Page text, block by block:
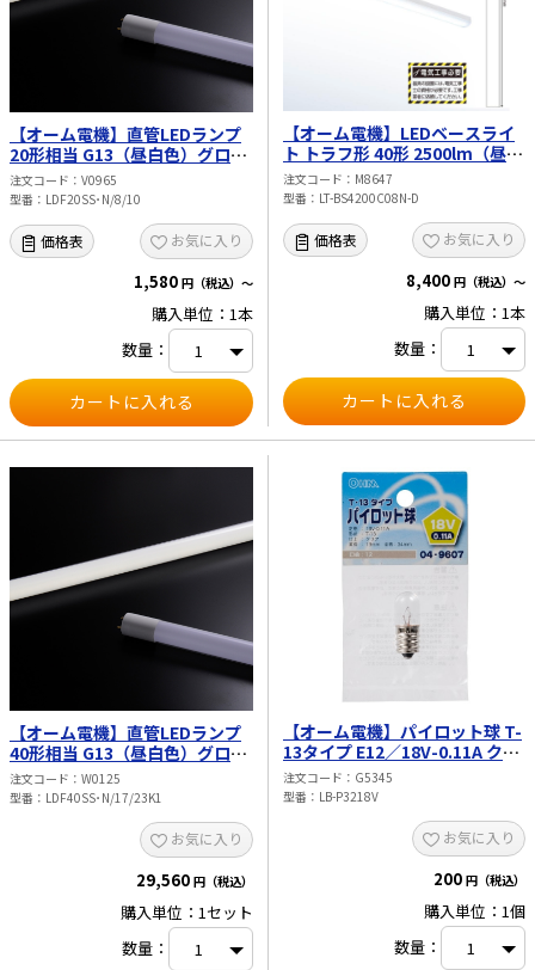
※人感スイッチなど自動点滅装置や遅
れ停止スイッチなどには使用できない
場合があります。 ※交流100V、周波
数50／60Hz以外の電源では使用しな
いでください。 ※ランプ周囲温度が
ください。
【オーム電機】直管LEDランプ
20形相当 G13（昼白色）グロー
スタータ器具専用 片側給電仕様
LDF20SS･N/8/10
注文コード
V0965
型番
LDF20SS･N/8/10
価格表 お気に入り
1,580 円（税込）～
購入単位：1本
数量：
【オーム電機】LEDベースライ
ト トラフ形 40形 2500lm（昼光
色） LT-BS4200C08N-D
注文コード
M8647
型番
LT-BS4200C08N-D
価格表 お気に入り
8,400 円（税込）～
購入単位：1本
数量：
【オーム電機】直管LEDランプ
40形相当 G13（昼白色）グロー
スタータ器具専用 片側給電仕様
10本入 LDF40SS･N/17/23K1
注文コード
W0125
型番
LDF40SS･N/17/23K1
お気に入り
29,560 円（税込）
購入単位：1セット
数量：
【オーム電機】パイロット球 T-
13タイプ E12／18V-0.11A クリ
ア LB-P3218V
注文コード
G5345
型番
LB-P3218V
お気に入り
200 円（税込）
購入単位：1個
数量：